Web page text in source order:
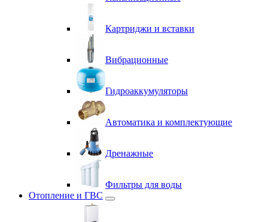
Картриджи и вставки
Вибрационные
Гидроаккумуляторы
Автоматика и комплектующие
Дренажные
Фильтры для воды
Отопление и ГВС